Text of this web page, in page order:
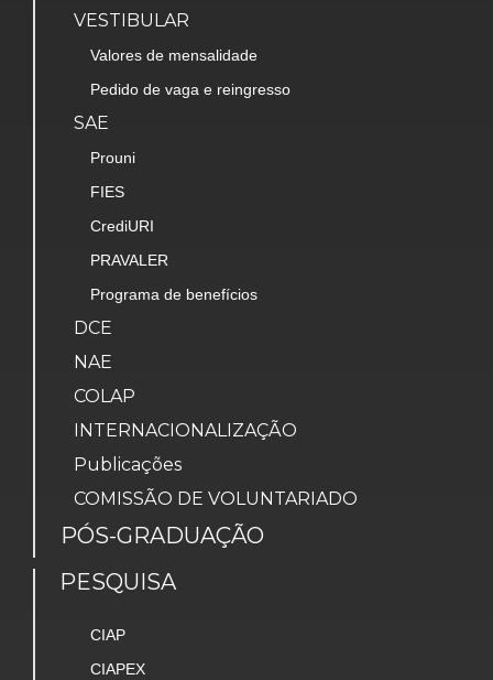
VESTIBULAR
Valores de mensalidade
Pedido de vaga e reingresso
SAE
Prouni
FIES
CrediURI
PRAVALER
Programa de benefícios
DCE
NAE
COLAP
INTERNACIONALIZAÇÃO
Publicações
COMISSÃO DE VOLUNTARIADO
PÓS-GRADUAÇÃO
PESQUISA
CIAP
CIAPEX